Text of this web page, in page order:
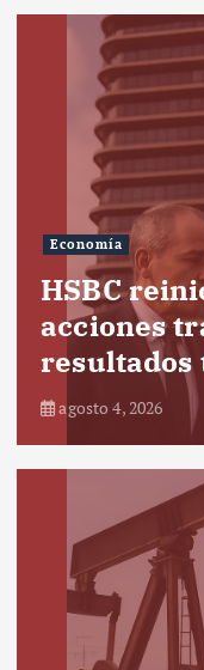
Economía
HSBC
acciones
agosto 4, 2026